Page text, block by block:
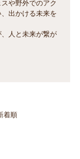
や野外でのアク
出かける未来を
人と未来が繋が
着順